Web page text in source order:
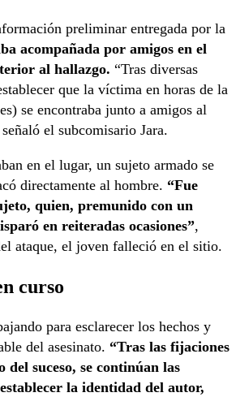
preliminar entregada por la
acompañada por amigos en el
al hallazgo. “Tras diversas
que la víctima en horas de la
se encontraba junto a amigos al
el subcomisario Jara.
en el lugar, un sujeto armado se
directamente al hombre. “Fue
quien, premunido con un
en reiteradas ocasiones”,
ataque, el joven falleció en el sitio.
curso
para esclarecer los hechos y
del asesinato. “Tras las fijaciones
del suceso, se continúan las
la identidad del autor,